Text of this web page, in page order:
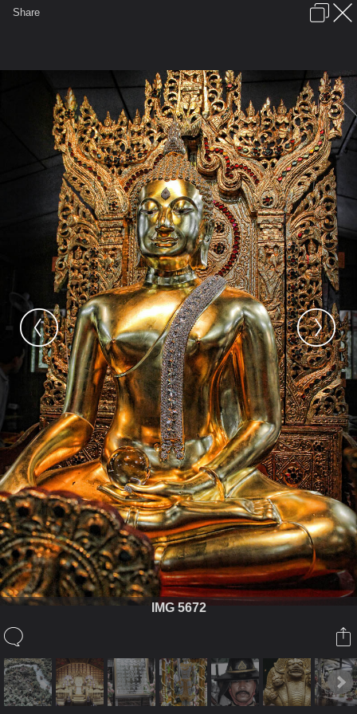
เข้าสู่ระบบหรือลงทะเบียน
รูปภาพ ... อนันตา. พิธีเป่ายันต์เกราะเพชรวัดท่าขนุน ๗ พ.ค. ๕
IMG 5672
หน้าแรก เว็บบอร์ด มีอะไรใหม่ รูปภาพ
คอลเล็คชั่น สถานที่ กล้อง แท็ก ...
ภาษาไทย ช่วยเหลือ
Share
IMG 5672